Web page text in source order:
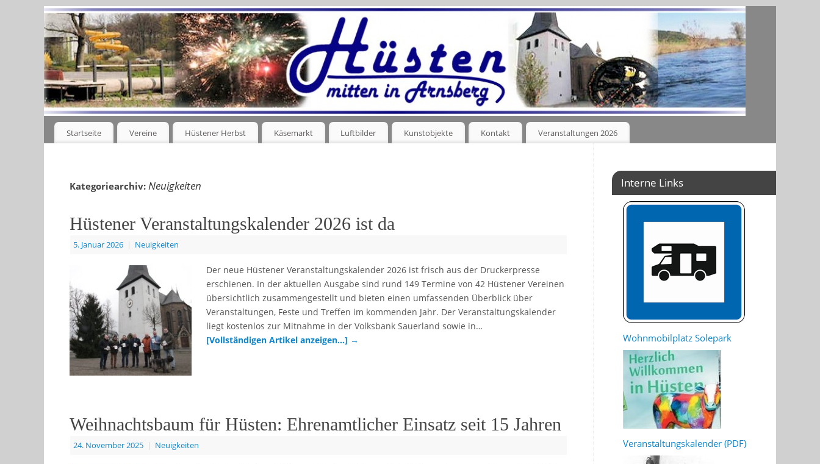
Startseite Vereine Hüstener Herbst Käsemarkt Luftbilder Kunstobjekte Kontakt Veranstaltungen 2026
Kategoriearchiv:Neuigkeiten
Hüstener Veranstaltungskalender 2026 ist da
5. Januar 2026 | Neuigkeiten
Der neue Hüstener Veranstaltungskalender 2026 ist frisch aus der Druckerpresse
erschienen. In der aktuellen Ausgabe sind rund 149 Termine von 42 Hüstener Vereinen
übersichtlich zusammengestellt und bieten einen umfassenden Überblick über
Veranstaltungen, Feste und Treffen im kommenden Jahr. Der Veranstaltungskalender
liegt kostenlos zur Mitnahme in der Volksbank Sauerland sowie in…
[Vollständigen Artikel anzeigen…] →
Weihnachtsbaum für Hüsten: Ehrenamtlicher Einsatz seit 15 Jahren
24. November 2025 | Neuigkeiten
Interne Links
Wohnmobilplatz Solepark
Veranstaltungskalender (PDF)